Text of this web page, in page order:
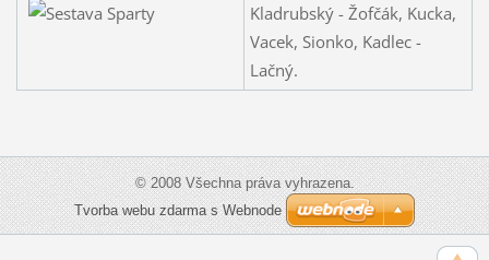
Kladrubský - Žofčák, Kucka,
Vacek, Sionko, Kadlec -
Lačný.
© 2008 Všechna práva vyhrazena.
Tvorba webu zdarma s Webnode